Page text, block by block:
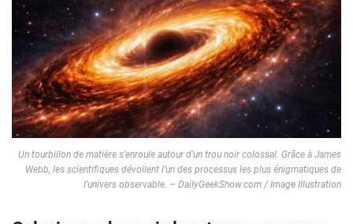
Un tourbillon de matière s’enroule autour d’un trou noir colossal. Grâce à James
Webb, les scientifiques dévoilent l’un des processus les plus énigmatiques de
l’univers observable. – DailyGeekShow.com / Image Illustration